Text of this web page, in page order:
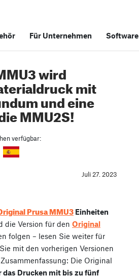
Für Unternehmen Software
wird
mit
und eine
MMU2S!
verfügbar:
Juli 27. 2023
Prusa MMU3 Einheiten
die Version für den Original
folgen – lesen Sie weiter für
mit den vorherigen Versionen
Die Original
das Drucken mit bis zu fünf